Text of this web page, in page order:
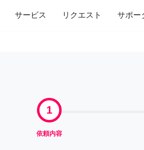
サービス リクエスト サポー
家事 引っ越し インテリア
1
依頼内容